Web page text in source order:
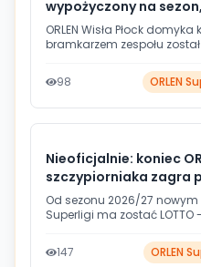
wypożyczony na
ORLEN Wisła Płock
bramkarzem zespołu
klub rozwiązał za
czeskim rozgrywającym
98 ORLEN
Nieoficjalnie: koniec
szczypiorniaka zagra
Od sezonu 2026/27
Superligi ma zostać
polskiej piłce ręcznej: od
minionym sezonie także
147 ORLEN